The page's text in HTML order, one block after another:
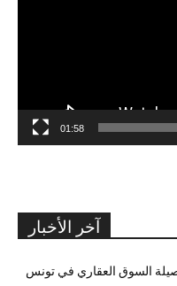
01:58
آخر الأخبار
السوق العقاري في تونس